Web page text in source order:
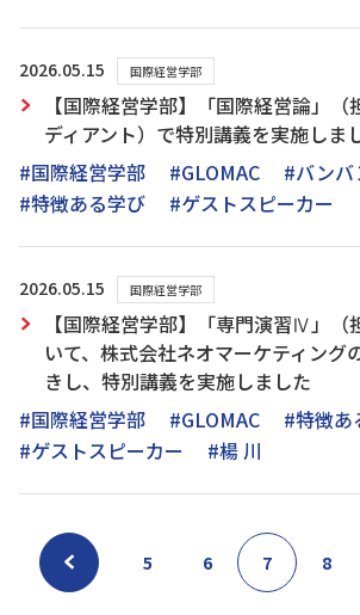
2026.05.15 国際経営学部
【国際経営学部】「国際経営論」
ディアント）で特別講義を実施しま
#国際経営学部
#GLOMAC
#バンバ
#特徴ある学び
#ゲストスピーカー
2026.05.15 国際経営学部
【国際経営学部】「専門演習Ⅳ」（
いて、株式会社ネオマーケティング
きし、特別講義を実施しました
#国際経営学部
#GLOMAC
#特徴あ
#ゲストスピーカー
#楊 川
5 6 7 8